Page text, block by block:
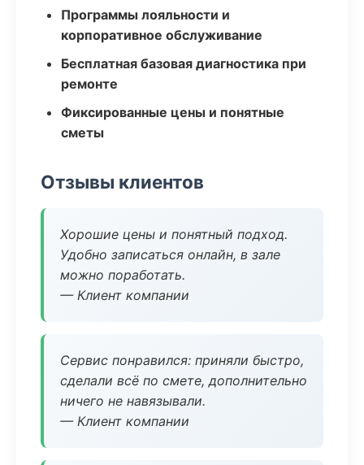
Программы лояльности и
корпоративное обслуживание
Бесплатная базовая диагностика при
ремонте
Фиксированные цены и понятные
сметы
Отзывы клиентов
Хорошие цены и понятный подход.
Удобно записаться онлайн, в зале
можно поработать.
— Клиент компании
Сервис понравился: приняли быстро,
сделали всё по смете, дополнительно
ничего не навязывали.
— Клиент компании